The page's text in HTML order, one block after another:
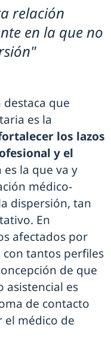
relación
en la que no
que
es la
los lazos
y el
es la que va y
médico-
dispersión, tan
En
afectados por
tantos perfiles
de que
asistencial es
de contacto
el médico de